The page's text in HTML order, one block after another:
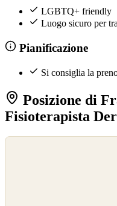
LGBTQ+ friendly
Luogo sicuro per
Pianificazione
Si consiglia la
Posizione di
Fisioterapista